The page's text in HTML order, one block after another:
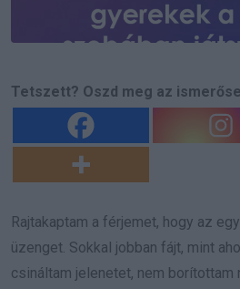
Tetszett? Oszd meg az
Rajtakaptam a férjemet, hogy az
üzenget. Sokkal jobban fájt, mint
csináltam jelenetet, nem borítottam